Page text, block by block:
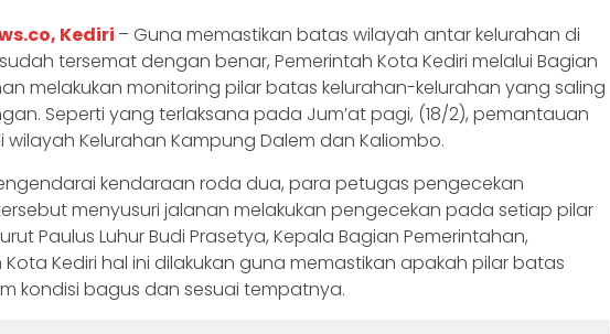
Kediri – Guna memastikan batas wilayah antar kelurahan di
tersemat dengan benar, Pemerintah Kota Kediri melalui Bagian
melakukan monitoring pilar batas kelurahan-kelurahan yang saling
Seperti yang terlaksana pada Jum’at pagi, (18/2), pemantauan
wilayah Kelurahan Kampung Dalem dan Kaliombo.
kendaraan roda dua, para petugas pengecekan
menyusuri jalanan melakukan pengecekan pada setiap pilar
Paulus Luhur Budi Prasetya, Kepala Bagian Pemerintahan,
Kota Kediri hal ini dilakukan guna memastikan apakah pilar batas
kondisi bagus dan sesuai tempatnya.